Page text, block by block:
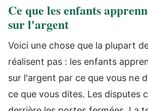
Ce que les enfants
sur l'argent
Voici une chose que la plupart
réalisent pas : les enfants
sur l'argent par ce que vous ne
ce que vous dites. Les disputes